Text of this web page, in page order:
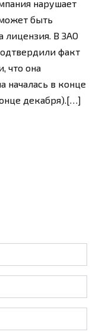
нарушает
быть
лицензия. В ЗАО
факт
что она
началась в конце
декабря).[…]